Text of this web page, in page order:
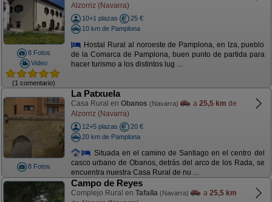
8 Fotos
Video
(1 comentario)
Alzorriz (Navarra)
10+1 plazas
25 €
10 km de Pamplona
Hostal Rural al noroeste de Pamplona, en Iza, pueblo
de la Comarca de Pamplona, buen punto de partida para
hacer turismo a los distintos lug ...
8 Fotos
La Patxuela
Casa Rural en Obanos (Navarra) a 25,5 km de
Alzorriz (Navarra)
12+5 plazas
20 €
20 km de Pamplona
Situada en el camino de Santiago en el centro del
casco urbano de Obanos, detrás del arco de los Rada, se
encuentra nuestra Casa Rural de nu ...
Campo de Reyes
Complejo Rural en Tafalla (Navarra) a 25,5 km